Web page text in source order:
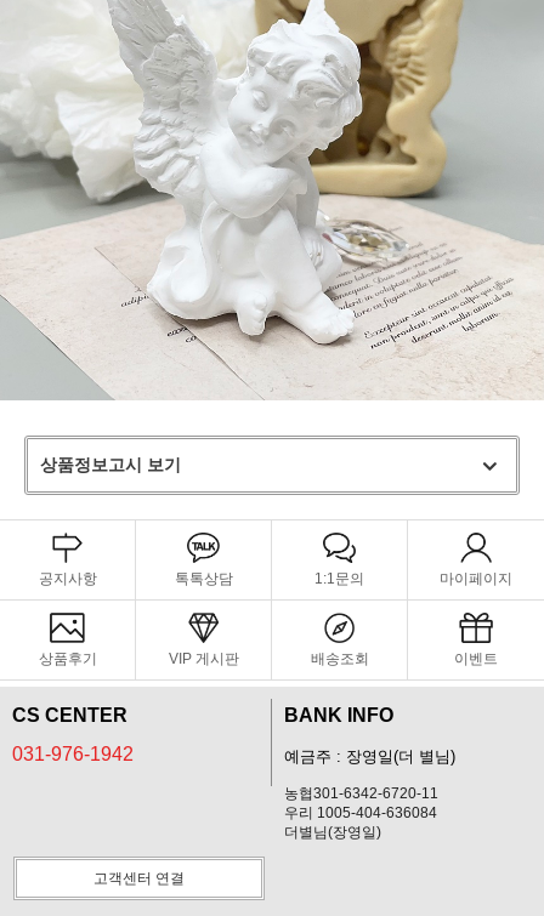
상품정보고시 보기
공지사항 톡톡상담 1:1문의 마이페이지
상품후기 VIP 게시판 배송조회 이벤트
CS CENTER
031-976-1942
BANK INFO
예금주 : 장영일(더 별님)
농협301-6342-6720-11
우리 1005-404-636084
더별님(장영일)
고객센터 연결